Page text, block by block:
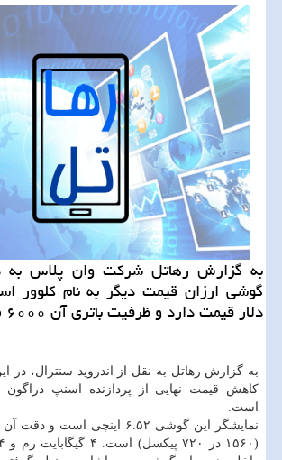
به گزارش رهاتل شركت وان پلاس به
دلار قیمت دارد و ظرفیت باتری آن ۶۰۰۰ میلی آمپر است.
به گزارش رهاتل به نقل از اندروید سنترال، در
است.
نمایشگر این گوشی ۶.۵۲ اینچی